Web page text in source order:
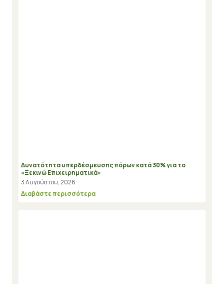
Δυνατότητα υπερδέσμευσης πόρων κατά 30% για το
«Ξεκινώ Επιχειρηματικά»
3 Αυγούστου, 2026
Διαβάστε περισσότερα